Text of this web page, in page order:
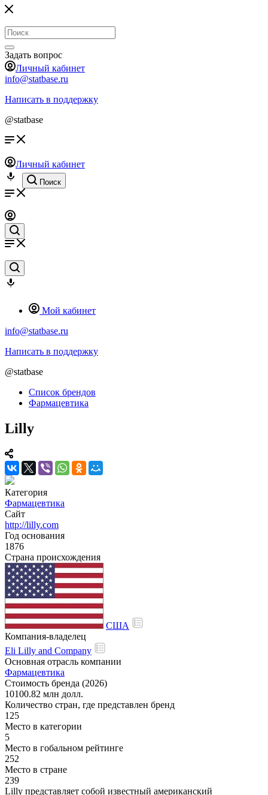
Задать вопрос
Личный кабинет
info@statbase.ru
Написать в поддержку
@statbase
Личный кабинет
Поиск
Мой кабинет
info@statbase.ru
Написать в поддержку
@statbase
Список брендов
Фармацевтика
Lilly
Категория
Фармацевтика
Сайт
http://lilly.com
Год основания
1876
Страна происхождения
США
Компания-владелец
Eli Lilly and Company
Основная отрасль компании
Фармацевтика
Стоимость бренда (2026)
10100.82 млн долл.
Количество стран, где представлен бренд
125
Место в категории
5
Место в гобальном рейтинге
252
Место в стране
239
Lilly представляет собой известный американский